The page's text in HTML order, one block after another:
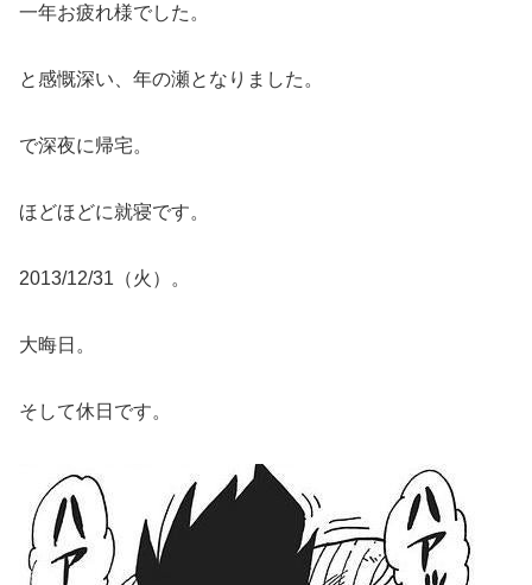
一年お疲れ様でした。
と感慨深い、年の瀬となりました。
で深夜に帰宅。
ほどほどに就寝です。
2013/12/31（火）。
大晦日。
そして休日です。